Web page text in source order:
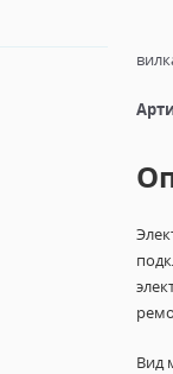
Вид